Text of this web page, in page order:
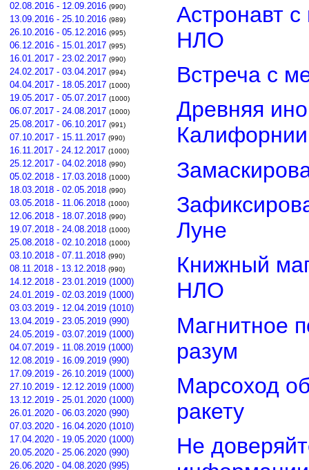
02.08.2016 - 12.09.2016 (990)
13.09.2016 - 25.10.2016 (989)
26.10.2016 - 05.12.2016 (995)
06.12.2016 - 15.01.2017 (995)
16.01.2017 - 23.02.2017 (990)
24.02.2017 - 03.04.2017 (994)
04.04.2017 - 18.05.2017 (1000)
19.05.2017 - 05.07.2017 (1000)
06.07.2017 - 24.08.2017 (1000)
25.08.2017 - 06.10.2017 (991)
07.10.2017 - 15.11.2017 (990)
16.11.2017 - 24.12.2017 (1000)
25.12.2017 - 04.02.2018 (990)
05.02.2018 - 17.03.2018 (1000)
18.03.2018 - 02.05.2018 (990)
03.05.2018 - 11.06.2018 (1000)
12.06.2018 - 18.07.2018 (990)
19.07.2018 - 24.08.2018 (1000)
25.08.2018 - 02.10.2018 (1000)
03.10.2018 - 07.11.2018 (990)
08.11.2018 - 13.12.2018 (990)
14.12.2018 - 23.01.2019 (1000)
24.01.2019 - 02.03.2019 (1000)
03.03.2019 - 12.04.2019 (1010)
13.04.2019 - 23.05.2019 (990)
24.05.2019 - 03.07.2019 (1000)
04.07.2019 - 11.08.2019 (1000)
12.08.2019 - 16.09.2019 (990)
17.09.2019 - 26.10.2019 (1000)
27.10.2019 - 12.12.2019 (1000)
13.12.2019 - 25.01.2020 (1000)
26.01.2020 - 06.03.2020 (990)
07.03.2020 - 16.04.2020 (1010)
17.04.2020 - 19.05.2020 (1000)
20.05.2020 - 25.06.2020 (990)
26.06.2020 - 04.08.2020 (995)
Астронавт
НЛО
Встреча с
Древняя
Калифорнии
Луне
Книжный
НЛО
Магнитное
разум
Марсоход
ракету
Не